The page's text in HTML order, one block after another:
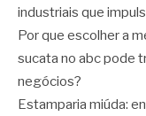
industriais que
Por que escolher a
sucata no abc pode
negócios?
Estamparia miúda: